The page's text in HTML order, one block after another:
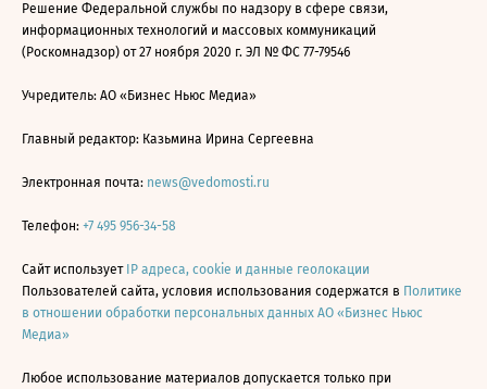
Решение Федеральной службы по надзору в сфере связи,
информационных технологий и массовых коммуникаций
(Роскомнадзор) от 27 ноября 2020 г. ЭЛ № ФС 77-79546
Учредитель: АО «Бизнес Ньюс Медиа»
Главный редактор: Казьмина Ирина Сергеевна
Электронная почта: news@vedomosti.ru
Телефон: +7 495 956-34-58
Сайт использует IP адреса, cookie и данные геолокации
Пользователей сайта, условия использования содержатся в Политике
в отношении обработки персональных данных АО «Бизнес Ньюс
Медиа»
Любое использование материалов допускается только при